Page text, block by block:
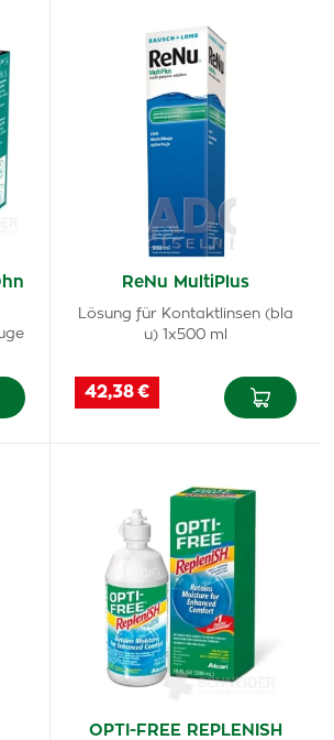
ReNu MultiPlus
Lösung für Kontaktlinsen (bla
u) 1x500 ml
42,38 €
OPTI-FREE REPLENISH